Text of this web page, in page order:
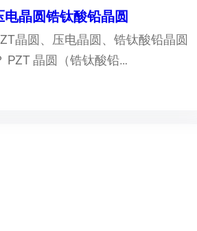
晶圆锆钛酸铅晶圆
晶圆、压电晶圆、锆钛酸铅晶圆
PZT 晶圆（锆钛酸铅…